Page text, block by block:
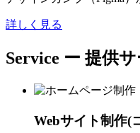
詳しく見る
Service ー 提供
Webサイト制作(